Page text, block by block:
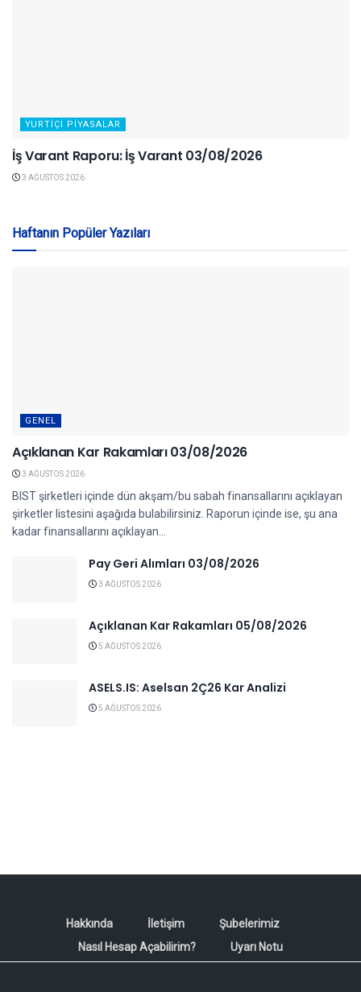
YURTIÇI PIYASALAR
İş Varant Raporu: İş Varant 03/08/2026
3 AĞUSTOS 2026
Haftanın Popüler Yazıları
GENEL
Açıklanan Kar Rakamları 03/08/2026
3 AĞUSTOS 2026
BIST şirketleri içinde dün akşam/bu sabah finansallarını açıklayan
şirketler listesini aşağıda bulabilirsiniz. Raporun içinde ise, şu ana
kadar finansallarını açıklayan...
Pay Geri Alımları 03/08/2026
3 AĞUSTOS 2026
Açıklanan Kar Rakamları 05/08/2026
5 AĞUSTOS 2026
ASELS.IS: Aselsan 2Ç26 Kar Analizi
5 AĞUSTOS 2026
Hakkında İletişim
Şubelerimiz
Nasıl Hesap Açabilirim?
Uyarı Notu